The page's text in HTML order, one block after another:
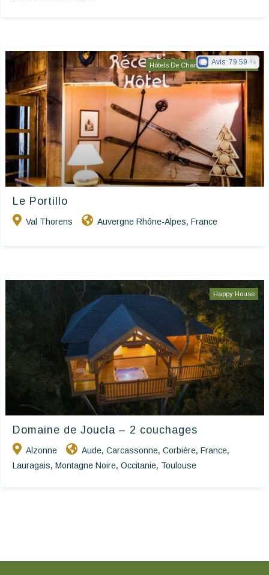
Hôtels De Charme & De Caractère
Le Portillo
Val Thorens Auvergne Rhône-Alpes, France
Avis: 79.59
Happy House
Domaine de Joucla – 2 couchages
Alzonne Aude, Carcassonne, Corbière, France,
Lauragais, Montagne Noire, Occitanie, Toulouse